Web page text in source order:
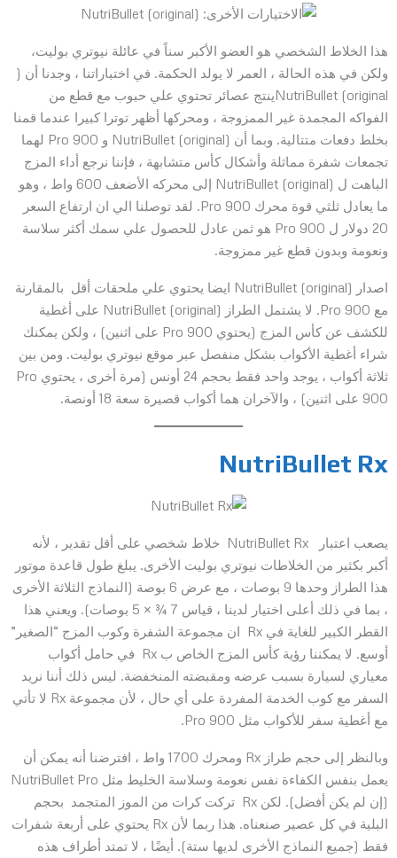
هذا الخلاط الشخصي هو العضو الأكبر سناً في عائلة نيوتري بوليت،
ولكن في هذه الحالة ، العمر لا يولد الحكمة. في اختباراتنا ، وجدنا أن (
NutriBullet (originalينتج عصائر تحتوي علي حبوب مع قطع من
الفواكه المجمدة غير الممزوجة ، ومحركها أظهر توترا كبيرا عندما قمنا
بخلط دفعات متتالية. وبما أن (NutriBullet (original و Pro 900 لهما
تجمعات شفرة مماثلة وأشكال كأس متشابهة ، فإننا نرجع أداء المزج
الباهت ل (NutriBullet (original إلى محركه الأضعف 600 واط ، وهو
ما يعادل ثلثي قوة محرك Pro 900. لقد توصلنا الي ان ارتفاع السعر
20 دولار ل Pro 900 هو ثمن عادل للحصول علي سمك أكثر سلاسة
ونعومة وبدون قطع غير ممزوجة.
اصدار NutriBullet (original) ايضا يحتوي علي ملحقات أقل بالمقارنة
مع Pro 900. لا يشتمل الطراز NutriBullet (original) على أغطية
للكشف عن كأس المزج (يحتوي Pro 900 على اثنين) ، ولكن يمكنك
شراء أغطية الأكواب بشكل منفصل عبر موقع نيوتري بوليت. ومن بين
ثلاثة أكواب ، يوجد واحد فقط بحجم 24 أونس (مرة أخرى ، يحتوي Pro
900 على اثنين) ، والآخران هما أكواب قصيرة سعة 18 أونصة.
NutriBullet Rx
يصعب اعتبار NutriBullet Rx خلاط شخصي على أقل تقدير ، لأنه
أكبر بكثير من الخلاطات نيوتري بوليت الأخرى. يبلغ طول قاعدة موتور
هذا الطراز وحدها 9 بوصات ، مع عرض 6 بوصة (النماذج الثلاثة الأخرى
، بما في ذلك أعلى اختيار لدينا ، قياس 7 ¾ × 5 بوصات). ويعني هذا
القطر الكبير للغاية في Rx ان مجموعة الشفرة وكوب المزج “الصغير”
أوسع. لا يمكننا رؤية كأس المزج الخاص ب Rx في حامل أكواب
معياري لسيارة بسبب عرضه ومقبضته المنخفضة. ليس ذلك أننا نريد
السفر مع كوب الخدمة المفردة على أي حال ، لأن مجموعة Rx لا تأتي
مع أغطية سفر للأكواب مثل Pro 900.
وبالنظر إلى حجم طراز Rx ومحرك 1700 واط ، افترضنا أنه يمكن أن
يعمل بنفس الكفاءة نفس نعومة وسلاسة الخليط مثل NutriBullet Pro
(إن لم يكن أفضل). لكن Rx تركت كرات من الموز المتجمد بحجم
البلية في كل عصير صنعناه. هذا ربما لأن Rx يحتوي على أربعة شفرات
فقط (جميع النماذج الأخرى لديها ستة). أيضًا ، لا تمتد أطراف هذه